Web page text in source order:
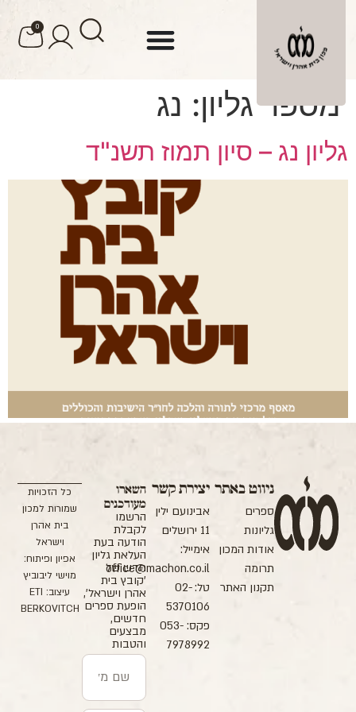
0
מספר גליון: נג
גליון נג – סיון תמוז תשנ"ד
ניווט באתר
ספרים
גליונות
אודות המכון
תרומה
תקנון האתר
יצירת קשר
אבינועם ילין
11 ירושלים
אימייל:
office@machon.co.il
טל: 02-
5370106
פקס: 053-
7978992
השארו
מעודכנים
הרשמו
לקבלת
הודעה בעת
העלאת גליון
חדש של
'קובץ בית
אהרן וישראל',
הופעת ספרים
חדשים,
מבצעים
והטבות
כל הזכויות
שמורות למכון
בית אהרן
וישראל
אפיון ופיתוח:
מוישי ליבוביץ
עיצוב: ETI
BERKOVITCH